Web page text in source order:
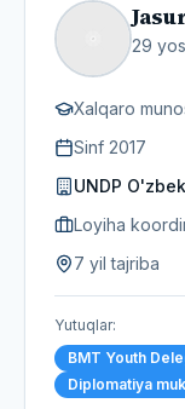
29
Xalqaro
Sinf 2017
UNDP
Loyiha
7 yil tajriba
Yutuqlar:
BMT Youth
Diplomatiya